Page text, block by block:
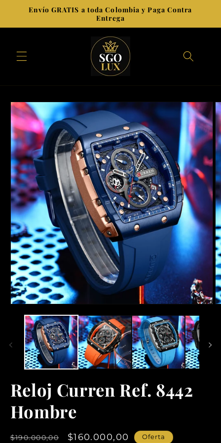
directamente
Envío GRATIS a toda Colombia y Paga Contra
Entrega
directamente
a la
información
del producto
Reloj Curren Ref. 8442
Hombre
Precio
$190.000,00
Precio
$160.000,00 Oferta